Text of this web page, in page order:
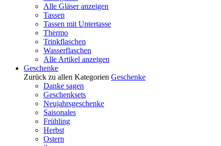
Alle Gläser anzeigen
Tassen
Tassen mit Untertasse
Thermo
Trinkflaschen
Wasserflaschen
Alle Artikel anzeigen
Geschenke
Zurück zu allen Kategorien Geschenke
Danke sagen
Geschenksets
Neujahrsgeschenke
Saisonales
Frühling
Herbst
Ostern